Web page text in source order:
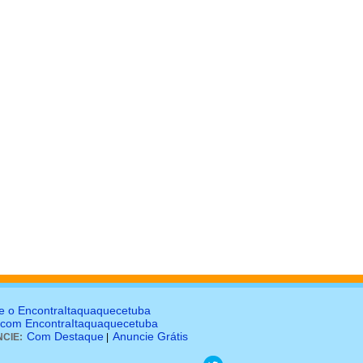
o EncontraItaquaquecetuba
EncontraItaquaquecetuba
Com Destaque Anuncie Grátis